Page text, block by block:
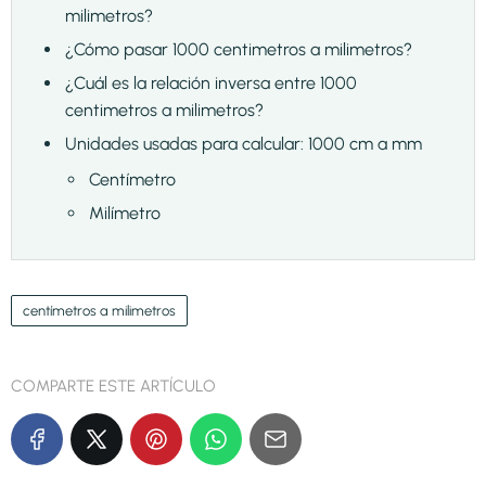
milimetros?
¿Cómo pasar 1000 centimetros a milimetros?
¿Cuál es la relación inversa entre 1000
centimetros a milimetros?
Unidades usadas para calcular: 1000 cm a mm
Centímetro
Milímetro
centímetros a milimetros
COMPARTE ESTE ARTÍCULO